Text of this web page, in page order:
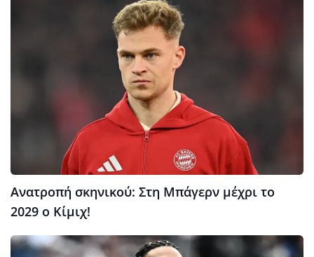
Ανατροπή σκηνικού: Στη Μπάγερν μέχρι το
2029 ο Κίμιχ!